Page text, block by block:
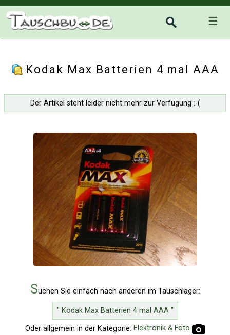
☰
Kodak Max Batterien 4 mal AAA
Der Artikel steht leider nicht mehr zur Verfügung :-(
Suchen Sie einfach nach anderen im Tauschlager:
" Kodak Max Batterien 4 mal AAA "
Oder allgemein in der Kategorie: Elektronik & Foto